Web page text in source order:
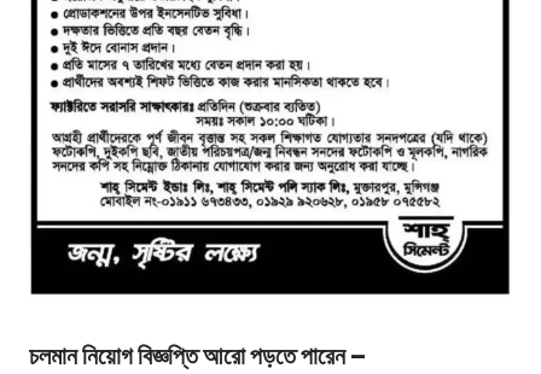
চলমান নিয়োগ বিজ্ঞপ্তি আরো পড়তে পারেন –